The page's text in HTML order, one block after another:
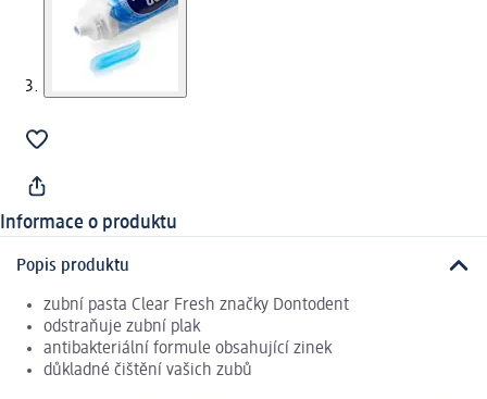
Informace o produktu
Popis produktu
zubní pasta Clear Fresh značky Dontodent
odstraňuje zubní plak
antibakteriální formule obsahující zinek
důkladné čištění vašich zubů